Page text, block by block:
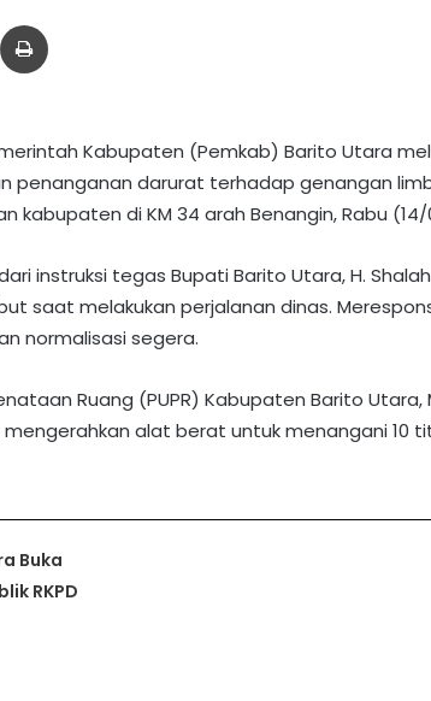
Share via Email
Kabupaten (Pemkab) Barito Utara
penanganan darurat terhadap genangan
kabupaten di KM 34 arah Benangin, Rabu (14/
instruksi tegas Bupati Barito Utara, H.
saat melakukan perjalanan dinas.
normalisasi segera.
Ruang (PUPR) Kabupaten Barito Utara,
alat berat untuk menangani 10
Buka
RKPD